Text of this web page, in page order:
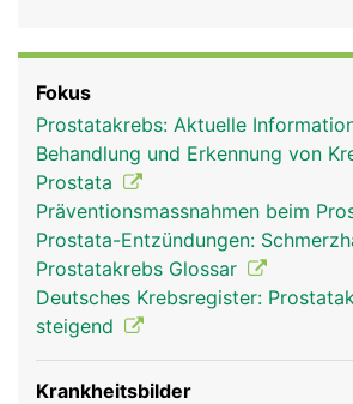
Rubriken
Nebenhoden und Samenleiter, zu
Geschlechtsorganen des Mannes.
Fokus
Prostatakrebs: Aktuelle
Behandlung und Erkennung von
Prostata
Präventionsmassnahmen beim
Prostata-Entzündungen:
Prostatakrebs Glossar
Deutsches Krebsregister:
steigend
Krankheitsbilder